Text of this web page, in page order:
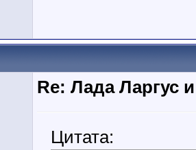
Re: Лада Ларгус
Цитата: